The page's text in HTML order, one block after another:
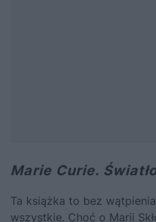
Marie Curie.
Ta książka to bez
wszystkie. Choć o Marii